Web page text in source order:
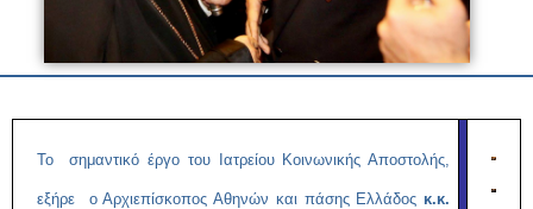
Το σημαντικό έργο του Ιατρείου Κοινωνικής Αποστολής,
εξήρε ο Αρχιεπίσκοπος Αθηνών και πάσης Ελλάδος κ.κ.